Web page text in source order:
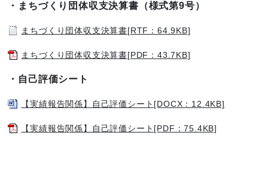
・まちづくり団体収支決算書（様式第9号）
まちづくり団体収支決算書[RTF：64.9KB]
まちづくり団体収支決算書[PDF：43.7KB]
・自己評価シート
【実績報告関係】自己評価シート[DOCX：12.4KB]
【実績報告関係】自己評価シート[PDF：75.4KB]